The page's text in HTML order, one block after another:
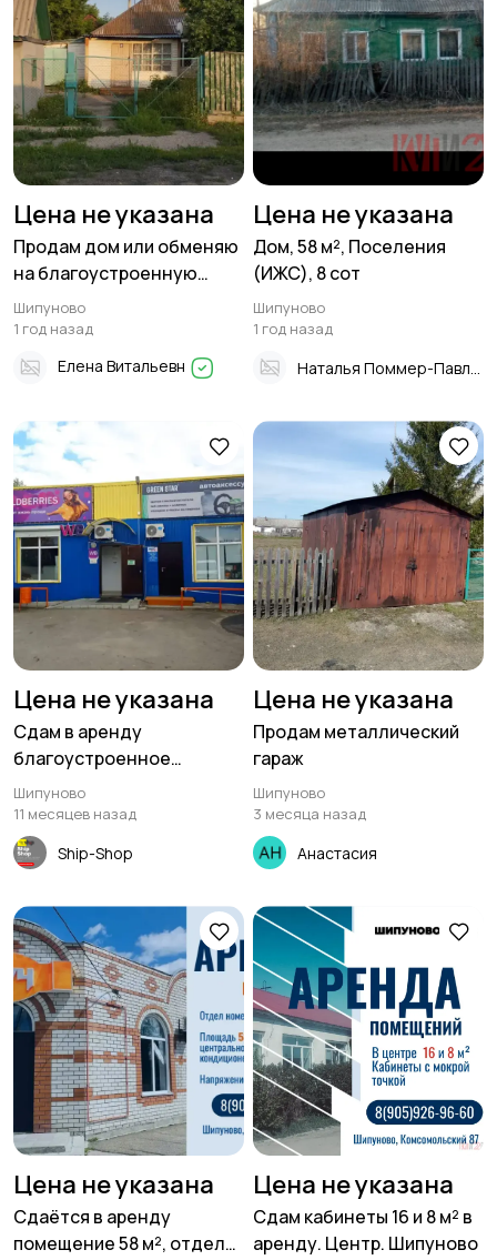
Цена не указана
Продам дом или обменяю
на благоустроенную
квартиру, 75 м²,
Поселения (ИЖС), 12 сот в
Шипуново
Шипуново
1 год назад
Елена Витальевн
Цена не указана
Дом, 58 м², Поселения
(ИЖС), 8 сот
Шипуново
1 год назад
Цена не указана
Сдам в аренду
благоустроенное
помещение 46 кв м.
Шипуново
Шипуново
11 месяцев назад
Ship-Shop
Цена не указана
Продам металлический
гараж
Шипуново
3 месяца назад
Анастасия
Цена не указана
Сдаётся в аренду
помещение 58 м², отдел
Цена не указана
Сдам кабинеты 16 и 8 м² в
аренду. Центр. Шипуново